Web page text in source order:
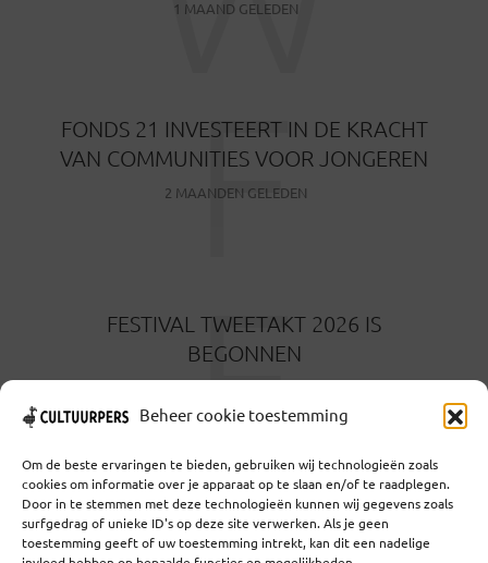
Beheer cookie toestemming
Om de beste ervaringen te bieden, gebruiken wij technologieën zoals
cookies om informatie over je apparaat op te slaan en/of te raadplegen.
Door in te stemmen met deze technologieën kunnen wij gegevens zoals
surfgedrag of unieke ID's op deze site verwerken. Als je geen
toestemming geeft of uw toestemming intrekt, kan dit een nadelige
1 MAAND GELEDEN
FONDS 21 INVESTEERT IN DE KRACHT
VAN COMMUNITIES VOOR JONGEREN
2 MAANDEN GELEDEN
F
FESTIVAL TWEETAKT 2026 IS
BEGONNEN
F
Coöperatief Cultureel Persbureau U.A. | Salzburg 29 |